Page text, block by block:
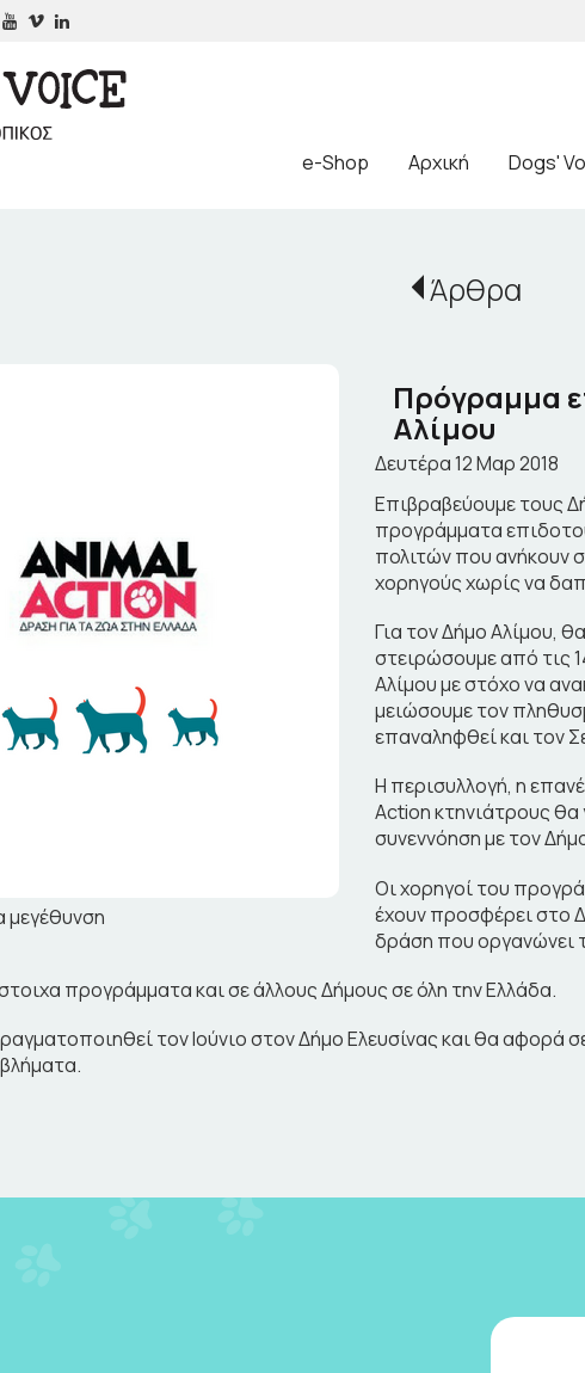
e-Shop Αρχική Dogs'
Άρθρα
μεγέθυνση
Πρόγραμμα
Αλίμου
Δευτέρα 12 Μαρ 2018
Επιβραβεύουμε τους
προγράμματα
πολιτών που ανήκουν
χορηγούς χωρίς να
Για τον Δήμο Αλίμου,
στειρώσουμε από τις
Αλίμου με στόχο να
μειώσουμε τον
επαναληφθεί και τον
Η περισυλλογή, η
Action κτηνιάτρους θα
συνεννόηση με τον
Οι χορηγοί του
έχουν προσφέρει στο
δράση που οργανώνει
προγράμματα και σε άλλους Δήμους σε όλη την Ελλάδα.
τον Ιούνιο στον Δήμο Ελευσίνας και θα αφορά